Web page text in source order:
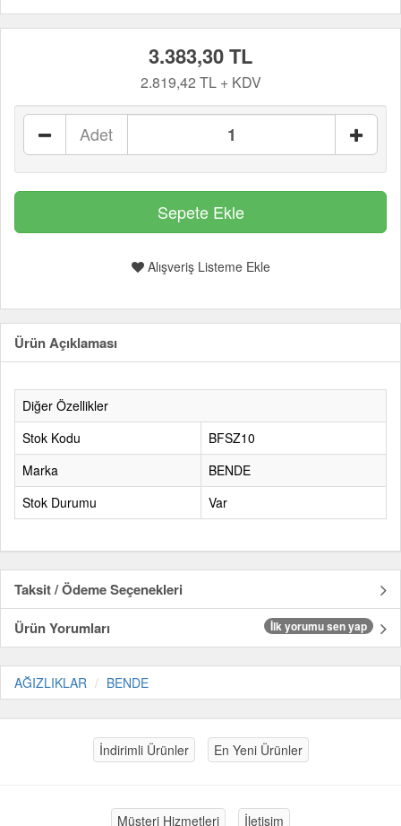
3.383,30 TL
2.819,42 TL + KDV
Adet
Alışveriş Listeme Ekle
Ürün Açıklaması
Diğer Özellikler
Stok Kodu
BFSZ10
Marka
BENDE
Stok Durumu
Var
Taksit / Ödeme Seçenekleri
Ürün Yorumları
İlk yorumu sen yap
AĞIZLIKLAR BENDE
İndirimli Ürünler En Yeni Ürünler
Müşteri Hizmetleri İletişim